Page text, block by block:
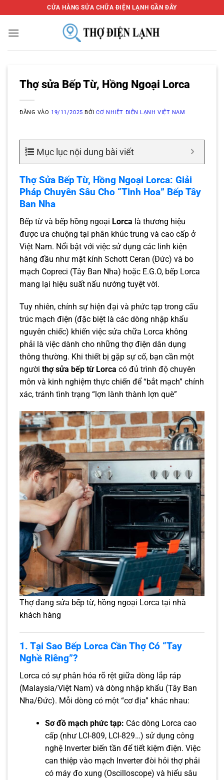
qua
nội
CỬA HÀNG SỬA CHỮA ĐIỆN LẠNH GẦN ĐÂY
Thợ sửa Bếp Từ, Hồng Ngoại Lorca
ĐĂNG VÀO 19/11/2025 BỞICƠ NHIỆT ĐIỆN LẠNH VIỆT NAM
Mục lục nội dung bài viết
Thợ Sửa Bếp Từ, Hồng Ngoại Lorca: Giải
Pháp Chuyên Sâu Cho “Tinh Hoa” Bếp Tây
Ban Nha
Bếp từ và bếp hồng ngoại Lorca là thương hiệu
được ưa chuộng tại phân khúc trung và cao cấp ở
Việt Nam. Nổi bật với việc sử dụng các linh kiện
hàng đầu như mặt kính Schott Ceran (Đức) và bo
mạch Copreci (Tây Ban Nha) hoặc E.G.O, bếp Lorca
mang lại hiệu suất nấu nướng tuyệt vời.
Tuy nhiên, chính sự hiện đại và phức tạp trong cấu
trúc mạch điện (đặc biệt là các dòng nhập khẩu
nguyên chiếc) khiến việc sửa chữa Lorca không
phải là việc dành cho những thợ điện dân dụng
thông thường. Khi thiết bị gặp sự cố, bạn cần một
người thợ sửa bếp từ Lorca có đủ trình độ chuyên
môn và kinh nghiệm thực chiến để “bắt mạch” chính
xác, tránh tình trạng “lợn lành thành lợn què”
Thợ đang sửa bếp từ, hồng ngoại Lorca tại nhà
khách hàng
1. Tại Sao Bếp Lorca Cần Thợ Có “Tay
Nghề Riêng”?
Lorca có sự phân hóa rõ rệt giữa dòng lắp ráp
(Malaysia/Việt Nam) và dòng nhập khẩu (Tây Ban
Nha/Đức). Mỗi dòng có một “cơ địa” khác nhau:
Sơ đồ mạch phức tạp: Các dòng Lorca cao
cấp (như LCI-809, LCI-829…) sử dụng công
nghệ Inverter biến tần để tiết kiệm điện. Việc
can thiệp vào mạch Inverter đòi hỏi thợ phải
có máy đo xung (Oscilloscope) và hiểu sâu